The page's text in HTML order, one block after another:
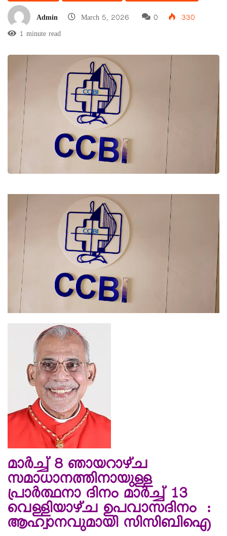
Admin March 5, 2026 0
330
1 minute read
മാര്‍ച്ച് 8 ഞായറാഴ്ച
സമാധാനത്തിനായുള്ള
പ്രാര്‍ത്ഥനാ ദിനം മാര്‍ച്ച് 13
വെള്ളിയാഴ്ച ഉപവാസദിനം :
ആഹ്വാനവുമായി സിസിബിഐ